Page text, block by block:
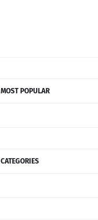
MOST POPULAR
CATEGORIES